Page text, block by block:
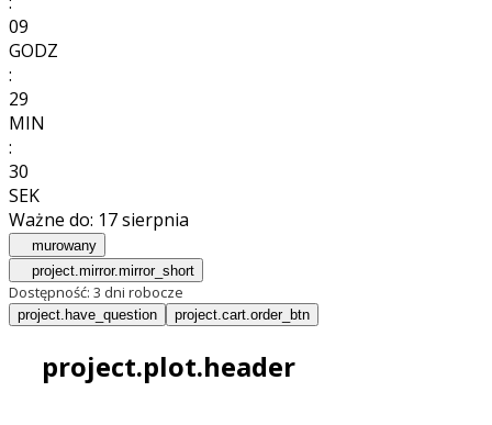
09
GODZ
:
29
MIN
:
29
SEK
Ważne do: 17 sierpnia
murowany
project.mirror.mirror_short
Dostępność: 3 dni robocze
project.have_question project.cart.order_btn
project.plot.header